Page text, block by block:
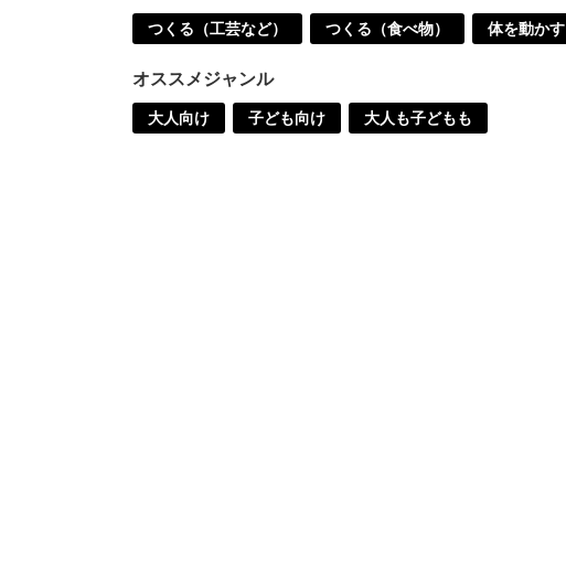
つくる（工芸など） つくる（食べ物） 体を動かす
オススメジャンル
大人向け 子ども向け 大人も子どもも